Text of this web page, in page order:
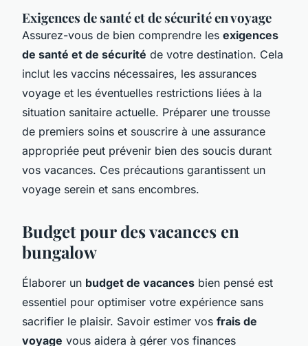
Exigences de santé et de sécurité en voyage
Assurez-vous de bien comprendre les exigences
de santé et de sécurité de votre destination. Cela
inclut les vaccins nécessaires, les assurances
voyage et les éventuelles restrictions liées à la
situation sanitaire actuelle. Préparer une trousse
de premiers soins et souscrire à une assurance
appropriée peut prévenir bien des soucis durant
vos vacances. Ces précautions garantissent un
voyage serein et sans encombres.
Budget pour des vacances en
bungalow
Élaborer un budget de vacances bien pensé est
essentiel pour optimiser votre expérience sans
sacrifier le plaisir. Savoir estimer vos frais de
voyage vous aidera à gérer vos finances